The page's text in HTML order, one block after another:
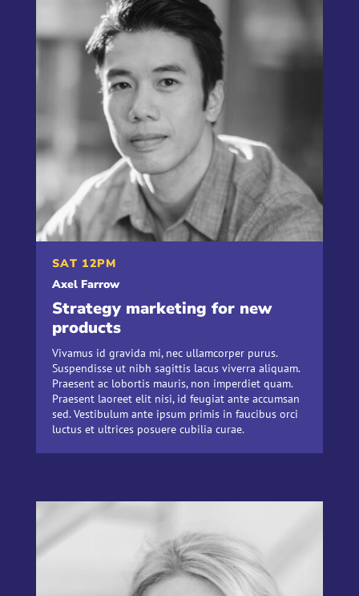
SAT 12PM
Axel Farrow
Strategy marketing for new
products
Vivamus id gravida mi, nec ullamcorper purus.
Suspendisse ut nibh sagittis lacus viverra aliquam.
Praesent ac lobortis mauris, non imperdiet quam.
Praesent laoreet elit nisi, id feugiat ante accumsan
sed. Vestibulum ante ipsum primis in faucibus orci
luctus et ultrices posuere cubilia curae.